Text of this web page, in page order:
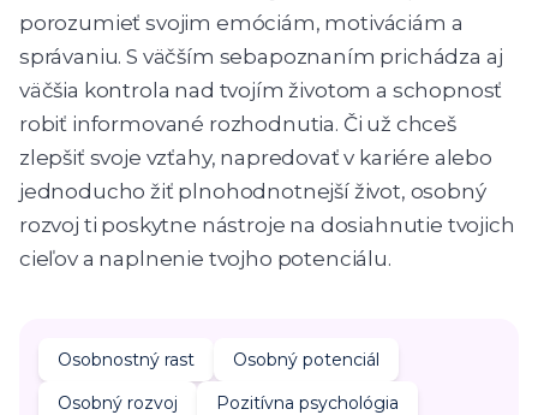
porozumieť svojim emóciám, motiváciám a
správaniu. S väčším sebapoznaním prichádza aj
väčšia kontrola nad tvojím životom a schopnosť
robiť informované rozhodnutia. Či už chceš
zlepšiť svoje vzťahy, napredovať v kariére alebo
jednoducho žiť plnohodnotnejší život, osobný
rozvoj ti poskytne nástroje na dosiahnutie tvojich
cieľov a naplnenie tvojho potenciálu.
Osobnostný rast
Osobný potenciál
Osobný rozvoj
Pozitívna psychológia